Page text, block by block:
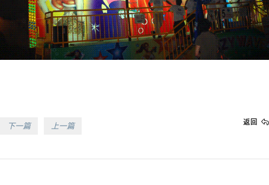
下一篇 上一篇 返回